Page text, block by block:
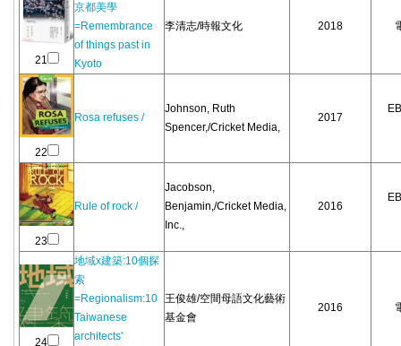
21
京都美學
=Remembrance
of things past in
Kyoto
李清志/時報文化 2018
22
Rosa refuses /
Johnson, Ruth
Spencer,/Cricket Media,
2017
23
Rule of rock /
Jacobson,
Benjamin,/Cricket Media,
Inc.,
2016
24
地域x建築:10個探
索
=Regionalism:10
Taiwanese
architects'
王俊雄/空間母語文化藝術
基金會
2016